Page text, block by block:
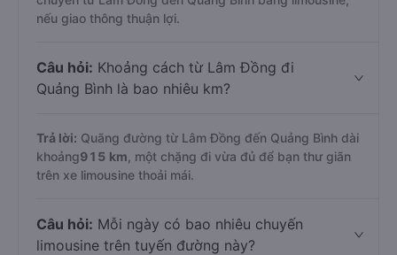
nếu giao thông thuận lợi.
Câu hỏi: Khoảng cách từ Lâm Đồng đi
Quảng Bình là bao nhiêu km?
Trả lời: Quãng đường từ Lâm Đồng đến Quảng Bình dài
khoảng915 km , một chặng đi vừa đủ để bạn thư giãn
trên xe limousine thoải mái.
Câu hỏi: Mỗi ngày có bao nhiêu chuyến
limousine trên tuyến đường này?